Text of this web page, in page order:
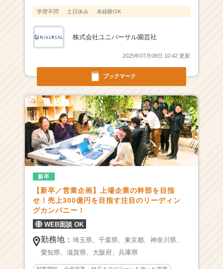
カ
ン
ニ
ベ
ャ
ー・
成
長
企
業
か
カ
ウ
ト
が
届
く
就
活
ブックマーク
学歴不問 土日休み 未経験OK
株式会社ユニバーサル園芸社
2025年07月08日 10:42 更新
新卒
【新卒／営業企画】上場企業の幹部を目指
せ！売上300億円を目指す注目のリーディン
グカンパニー！
WEB面談 OK
勤務地： 埼玉県、 千葉県、 東京都、 神奈川県、
愛知県、 滋賀県、 大阪府、 兵庫県